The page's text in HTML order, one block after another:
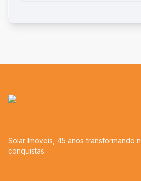
Solar Imóveis, 45 anos transformando
conquistas.